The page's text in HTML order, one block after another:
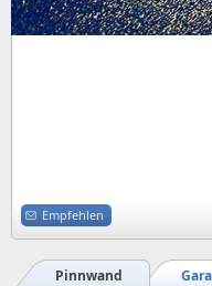
Empfehlen
Pinnwand